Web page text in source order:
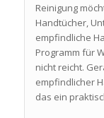
Reinigung
Handtücher,
empfindliche
Programm für
nicht reicht.
empfindlicher
das ein